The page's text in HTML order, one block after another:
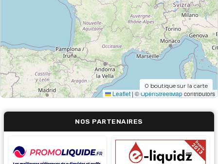
Leaflet | ©OpenStreetMapcontributors
0 boutique sur la carte
NOS PARTENAIRES